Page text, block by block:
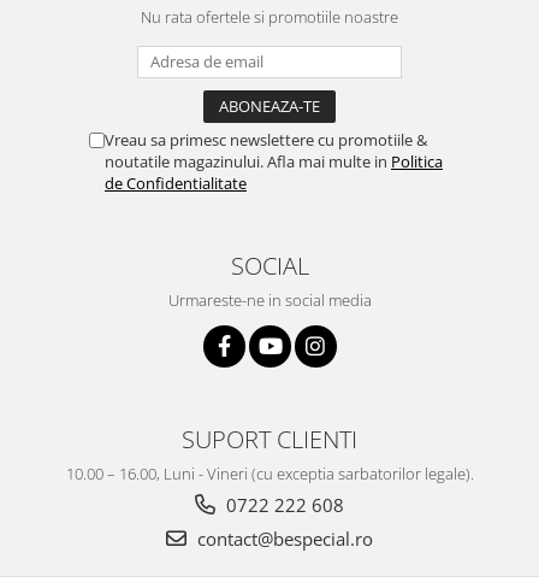
Nu rata ofertele si promotiile noastre
Vreau sa primesc newslettere cu promotiile &
noutatile magazinului. Afla mai multe in Politica
de Confidentialitate
SOCIAL
Urmareste-ne in social media
SUPORT CLIENTI
10.00 – 16.00, Luni - Vineri (cu exceptia sarbatorilor legale).
0722 222 608
contact@bespecial.ro